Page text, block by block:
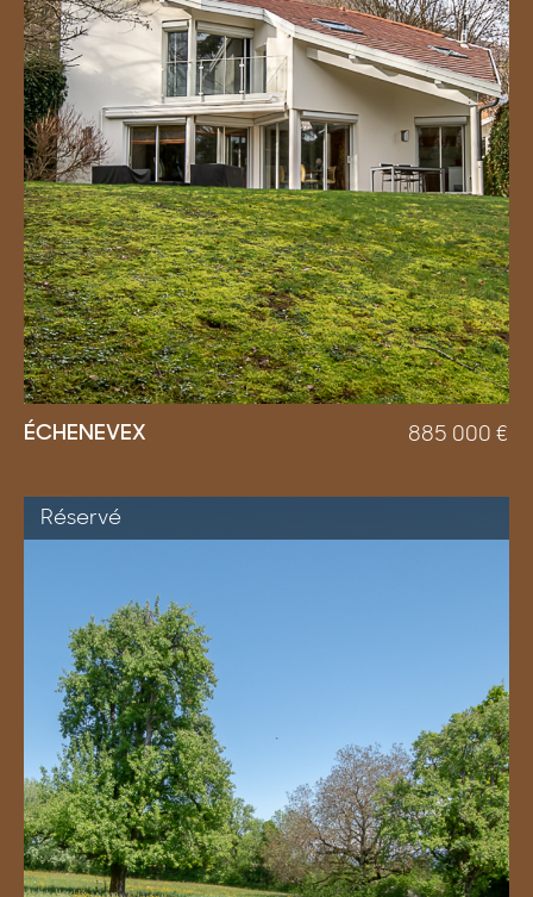
ÉCHENEVEX 885 000 €
Réservé